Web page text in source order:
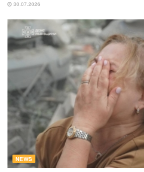
30.07.2026
NEWS